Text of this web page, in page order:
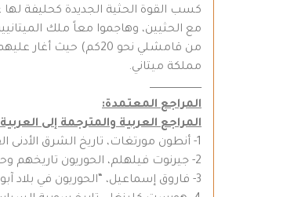
كسب القوة الحثية الجديدة كحليفة
مملكة ميتاني.
ـــــــــــــــــــــــــــــــــ
المراجع المعتمدة:
المراجع العربية والمترجمة إلى
1- أنطون مورتغات، تاريخ الشرق الأدنى القديم، ترجمة: توفيق سليمان، علي أبو عساف، قاسم طوير، دمشق 1967 م.
2- جيرنوت فيلهلم، الحوريون تاريخهم وحضارتهم، ترجمة: فاروق إسماعيل، ط1، دار جدل، حلب 2000 م.
3- فاروق إسماعيل، “الحوريون في بلاد آبوم خلال العصر البابلي القديم”، مجلة النقوش والرسوم الصخرية، العدد الأول 2007 م.